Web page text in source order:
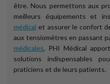
être. Nous permettons aux
meilleurs équipements et
médical et assurer le confort
aux tensiomètres en passant
médicales, PHI Médical
solutions indispensables
praticiens et de leurs patients.